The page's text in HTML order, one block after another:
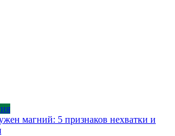
магний: 5 признаков нехватки и